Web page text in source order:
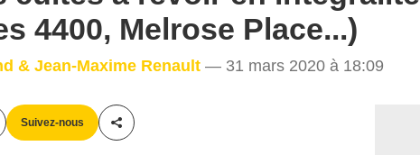
4400, Melrose Place...)
& Jean-Maxime Renault — 31 mars 2020 à 18:09
Suivez-nous
Partager cet article